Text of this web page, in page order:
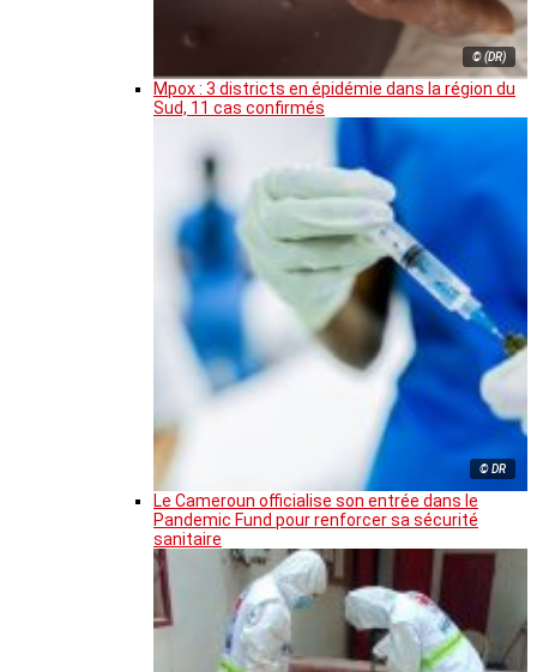
© (DR)
Mpox : 3 districts en épidémie dans la région du
Sud, 11 cas confirmés
© DR
Le Cameroun officialise son entrée dans le
Pandemic Fund pour renforcer sa sécurité
sanitaire